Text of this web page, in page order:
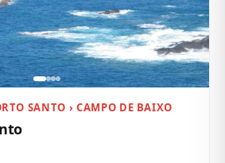
SANTO › CAMPO DE BAIXO